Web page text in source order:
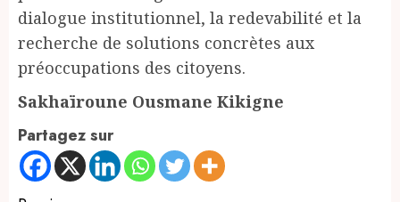
dialogue institutionnel, la redevabilité et la
recherche de solutions concrètes aux
préoccupations des citoyens.
Sakhaïroune Ousmane Kikigne
Partagez sur